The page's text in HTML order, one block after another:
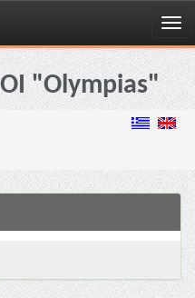
"Olympias"